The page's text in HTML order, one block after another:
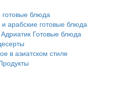
готовые блюда
и арабские готовые блюда
Готовые блюда
в азиатском стиле